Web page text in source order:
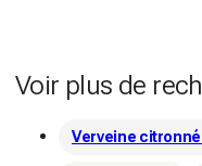
Voir plus de
Verveine